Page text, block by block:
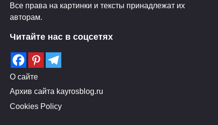
Все права на картинки и тексты принадлежат их
авторам.
Читайте нас в соцсетях
О сайте
Архив сайта kayrosblog.ru
Cookies Policy